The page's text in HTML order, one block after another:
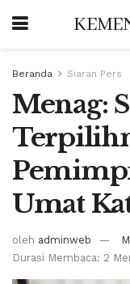
Beranda Siaran Pers
Menag:
Umat
oleh adminweb
Durasi Membaca: 2